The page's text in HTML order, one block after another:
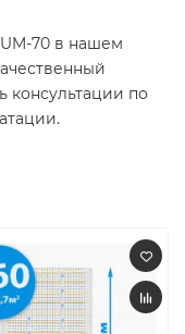
70 в нашем
консультации по